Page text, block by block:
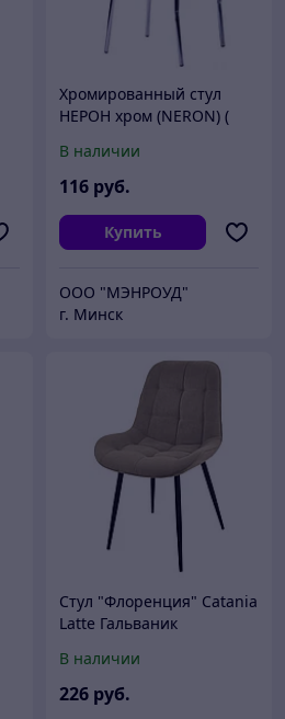
Хромированный стул
НЕРОН хром (NERON) (
В наличии
116 руб.
Купить
ООО "МЭНРОУД"
г. Минск
Стул "Флоренция" Catania
Latte Гальваник
В наличии
226 руб.